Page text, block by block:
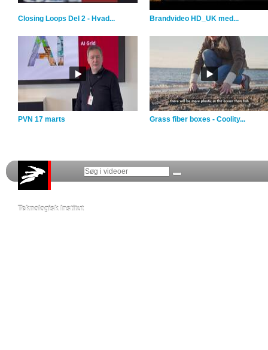
Closing Loops Del 2 - Hvad... Brandvideo HD_UK med...
PVN 17 marts Grass fiber boxes - Coolity...
Teknologisk Institut